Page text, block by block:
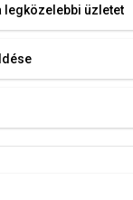
legközelebbi üzletet